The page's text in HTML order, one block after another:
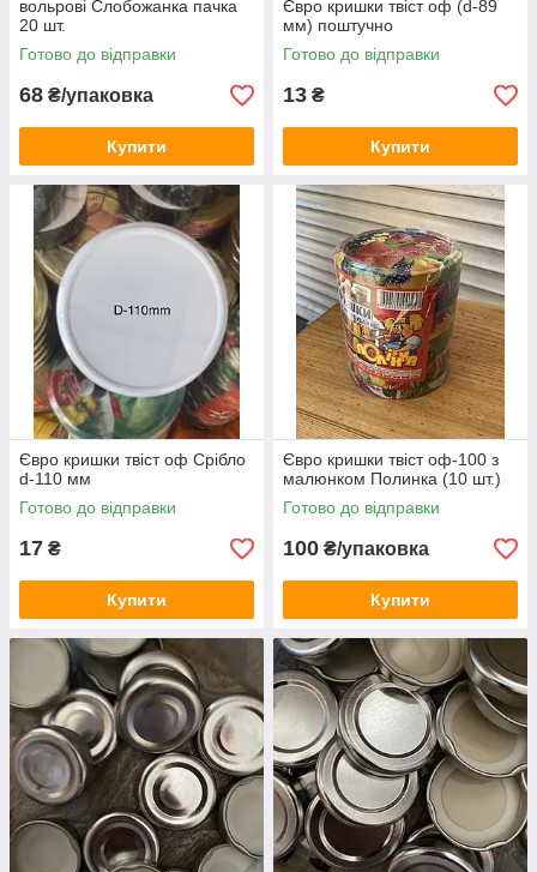
вольрові Слобожанка пачка
20 шт.
Готово до відправки
68 ₴/упаковка
Купити
Євро кришки твіст оф (d-89
мм) поштучно
Готово до відправки
13 ₴
Купити
Євро кришки твіст оф Срібло
d-110 мм
Готово до відправки
17 ₴
Купити
Євро кришки твіст оф-100 з
малюнком Полинка (10 шт.)
Готово до відправки
100 ₴/упаковка
Купити